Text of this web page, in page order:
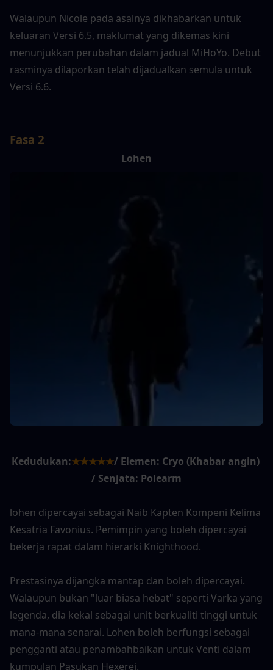
Walaupun Nicole pada asalnya dikhabarkan untuk
keluaran Versi 6.5, maklumat yang dikemas kini
menunjukkan perubahan dalam jadual MiHoYo. Debut
rasminya dilaporkan telah dijadualkan semula untuk
Versi 6.6.
Fasa 2
Lohen
Kedudukan:★★★★★/ Elemen: Cryo (Khabar angin)
/ Senjata: Polearm
lohen dipercayai sebagai Naib Kapten Kompeni Kelima
Kesatria Favonius. Pemimpin yang boleh dipercayai
bekerja rapat dalam hierarki Knighthood.
Prestasinya dijangka mantap dan boleh dipercayai.
Walaupun bukan "luar biasa hebat" seperti Varka yang
legenda, dia kekal sebagai unit berkualiti tinggi untuk
mana-mana senarai. Lohen boleh berfungsi sebagai
pengganti atau penambahbaikan untuk Venti dalam
kumpulan Pasukan Hexerei.